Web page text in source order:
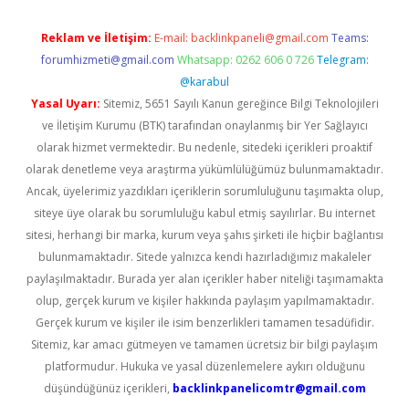
Reklam ve İletişim: E-mail: backlinkpaneli@gmail.com Teams:
forumhizmeti@gmail.com Whatsapp: 0262 606 0 726 Telegram:
@karabul
Yasal Uyarı: Sitemiz, 5651 Sayılı Kanun gereğince Bilgi Teknolojileri
ve İletişim Kurumu (BTK) tarafından onaylanmış bir Yer Sağlayıcı
olarak hizmet vermektedir. Bu nedenle, sitedeki içerikleri proaktif
olarak denetleme veya araştırma yükümlülüğümüz bulunmamaktadır.
Ancak, üyelerimiz yazdıkları içeriklerin sorumluluğunu taşımakta olup,
siteye üye olarak bu sorumluluğu kabul etmiş sayılırlar. Bu internet
sitesi, herhangi bir marka, kurum veya şahıs şirketi ile hiçbir bağlantısı
bulunmamaktadır. Sitede yalnızca kendi hazırladığımız makaleler
paylaşılmaktadır. Burada yer alan içerikler haber niteliği taşımamakta
olup, gerçek kurum ve kişiler hakkında paylaşım yapılmamaktadır.
Gerçek kurum ve kişiler ile isim benzerlikleri tamamen tesadüfidir.
Sitemiz, kar amacı gütmeyen ve tamamen ücretsiz bir bilgi paylaşım
platformudur. Hukuka ve yasal düzenlemelere aykırı olduğunu
düşündüğünüz içerikleri, backlinkpanelicomtr@gmail.com